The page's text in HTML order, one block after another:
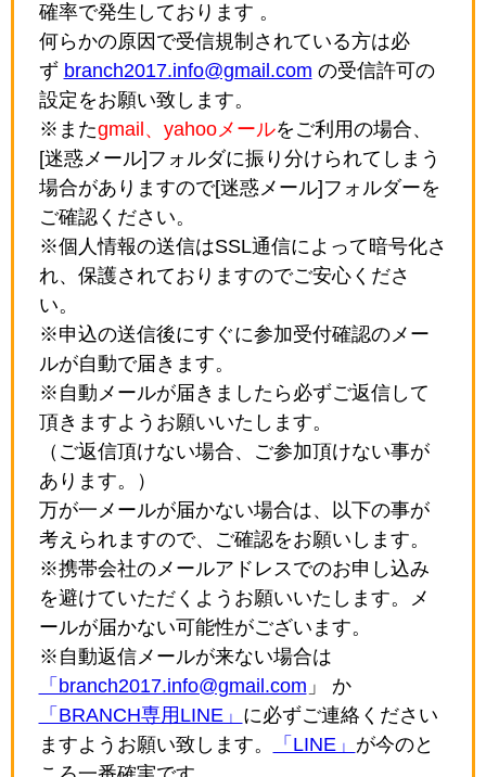
確率で発生しております 。
何らかの原因で受信規制されている方は必
ず branch2017.info@gmail.com の受信許可の
設定をお願い致します。
※またgmail、yahooメールをご利用の場合、
[迷惑メール]フォルダに振り分けられてしまう
場合がありますので[迷惑メール]フォルダーを
ご確認ください。
※個人情報の送信はSSL通信によって暗号化さ
れ、保護されておりますのでご安心くださ
い。
※申込の送信後にすぐに参加受付確認のメー
ルが自動で届きます。
※自動メールが届きましたら必ずご返信して
頂きますようお願いいたします。
（ご返信頂けない場合、ご参加頂けない事が
あります。）
万が一メールが届かない場合は、以下の事が
考えられますので、ご確認をお願いします。
※携帯会社のメールアドレスでのお申し込み
を避けていただくようお願いいたします。メ
ールが届かない可能性がございます。
※自動返信メールが来ない場合は
「branch2017.info@gmail.com 」 か
「BRANCH専用LINE」 に必ずご連絡ください
ますようお願い致します。
「LINE」 が今のと